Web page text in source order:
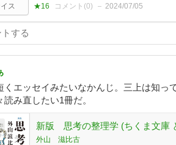
ス ★16 コメント(0) 2024/07/05
くエッセイみたいなかんじ。三上は知っ
読み直したい1冊だ。
新版 思考の整理学 (ちくま文庫
外山 滋比古